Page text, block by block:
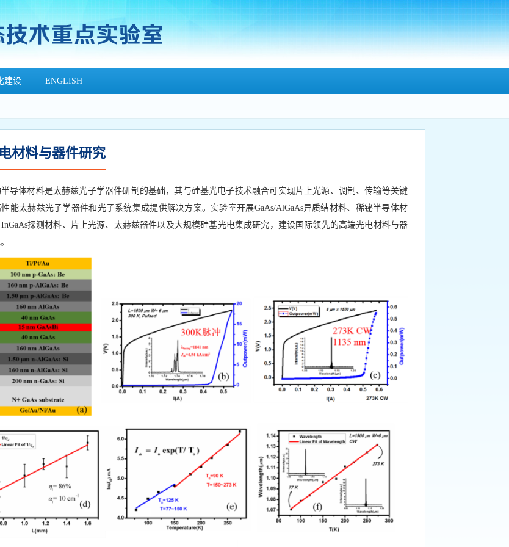
建设 ENGLISH
材料与器件研究
体材料是太赫兹光子学器件研制的基础，其与硅基光电子技术融合可实现片上光源、调制、传输等关键
能太赫兹光子学器件和光子系统集成提供解决方案。实验室开展GaAs/AlGaAs异质结材料、稀铋半导体材
探测材料、片上光源、太赫兹器件以及大规模硅基光电集成研究，建设国际领先的高端光电材料与器